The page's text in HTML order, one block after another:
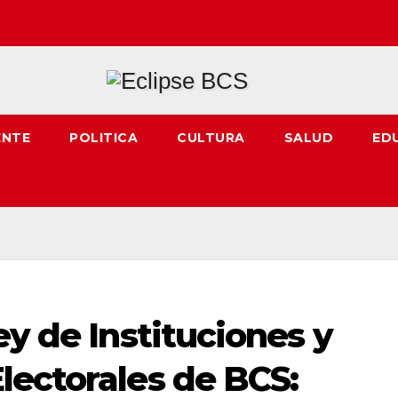
POLITICA CULTURA SALUD
de Instituciones y
de BCS: